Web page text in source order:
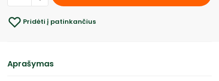
Pridėti į patinkančius
Aprašymas